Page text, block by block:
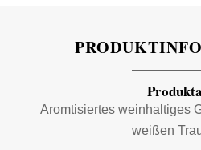
Aromtisiertes weinhaltiges
weißen